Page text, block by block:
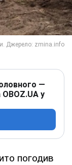
—
у
погодив